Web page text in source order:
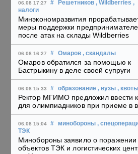
06.08 17:27 # Решетников , Wildberries ,
налоги
Минэкономразвития
меры поддержки
после атак на склады Wildberries
06.08 16:27 # Омаров , скандалы
Омаров обратился за помощью к
Бастрыкину в деле своей супруги
06.08 15:33 # образование , вузы , квоты
Ректор МГИМО предложил ввести
для олимпиадников при приеме в
06.08 15:04 # минобороны ,
ТЭК
Минобороны заявило о поражении
объектов ТЭК и логистических